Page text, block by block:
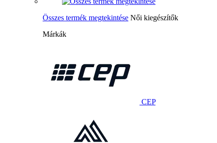
Összes termék megtekintése Női kiegészítők
Márkák
CEP